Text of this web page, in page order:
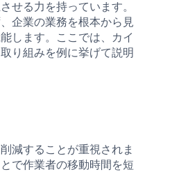
せる力を持っています。
企業の業務を根本から見
します。ここでは、カイ
り組みを例に挙げて説明
減することが重視されま
で作業者の移動時間を短